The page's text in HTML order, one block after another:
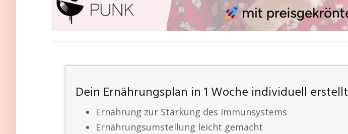
Dein Ernährungsplan in 1 Woche individuell erstellt
Ernährung zur Stärkung des Immunsystems
Ernährungsumstellung leicht gemacht